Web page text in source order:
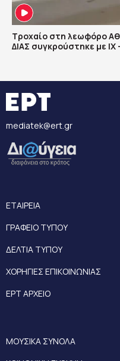
Τροχαίο στη λεωφόρο
ΔΙΑΣ συγκρούστηκε με
mediatek@ert.gr
ΕΤΑΙΡΕΙΑ
ΓΡΑΦΕΙΟ ΤΥΠΟΥ
ΔΕΛΤΙΑ ΤΥΠΟΥ
ΧΟΡΗΓΙΕΣ ΕΠΙΚΟΙΝΩΝΙΑΣ
ΕΡΤ ΑΡΧΕΙΟ
ΜΟΥΣΙΚΑ ΣΥΝΟΛΑ